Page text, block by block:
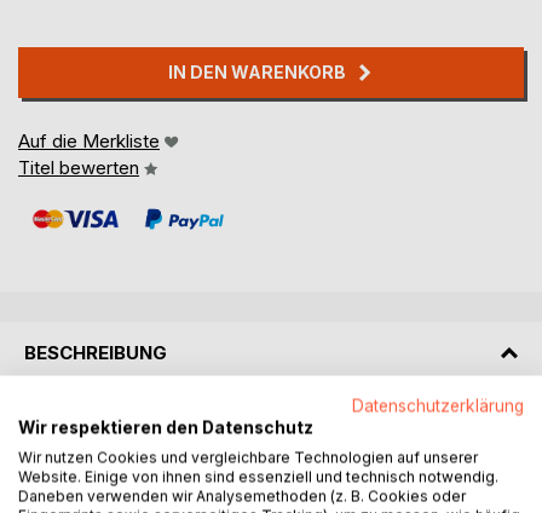
IN DEN WARENKORB
Auf die Merkliste
Titel bewerten
BESCHREIBUNG
Dieses Buch ist kein übliches Lehrbuch zum Marketing. Es
ist eher Kommentar als Nachricht, eher Wochen- als
Tageszeitung, eher Reiseführer als Reisebericht. Es
wendet sich an alle, die Lust haben, die faszinierende Welt
Datenschutzerklärung
Wir respektieren den Datenschutz
Wir nutzen Cookies und vergleichbare Technologien auf unserer
Website. Einige von ihnen sind essenziell und technisch notwendig.
Daneben verwenden wir Analysemethoden (z. B. Cookies oder